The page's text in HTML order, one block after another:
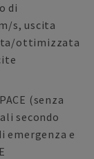
di
s, uscita
ottimizzata
(senza
secondo
emergenza e